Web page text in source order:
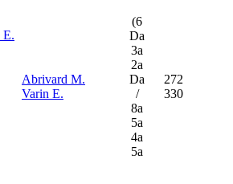
E.
Abrivard M.
Varin E.
(6
Da
3a
2a
Da
/
8a
5a
4a
5a
272
330